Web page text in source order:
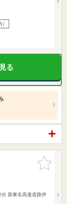
る
お気に入
りに追加
新東名高速道路伊